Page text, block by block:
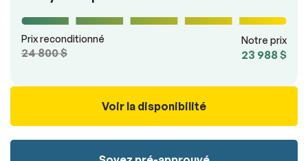
Prix reconditionné
24 800 $
Notre prix
23 988 $
Voir la disponibilité
Soumettre